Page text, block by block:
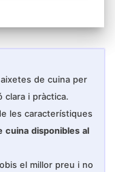
El perlator
s'adaptarà
El doll
suau i no
ràpidament.
de polietilè
L'aixeta
d'alta
de cuina per
clara i pràctica.
les característiques
cuina disponibles al
el millor preu i no